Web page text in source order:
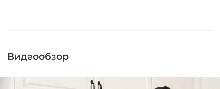
Видеообзор